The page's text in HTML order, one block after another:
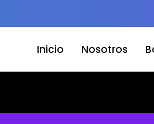
Inicio Nosotros